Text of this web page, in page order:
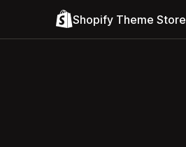
Shopify Theme Store